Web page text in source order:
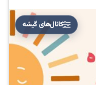
کانال‌های گیشه